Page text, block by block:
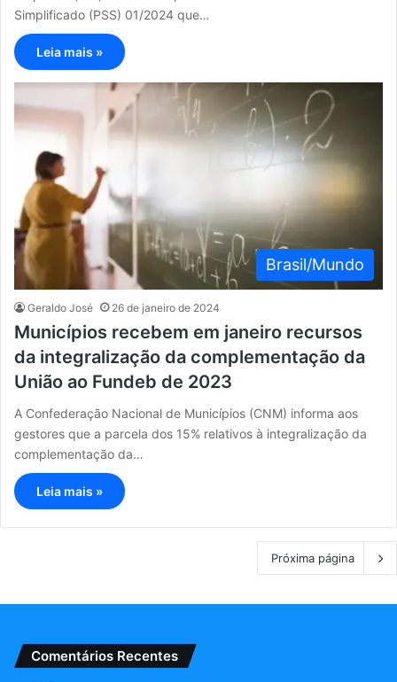
Simplificado (PSS) 01/2024 que…
Leia mais »
Brasil/Mundo
Geraldo José 26 de janeiro de 2024
Municípios recebem em janeiro recursos
da integralização da complementação da
União ao Fundeb de 2023
A Confederação Nacional de Municípios (CNM) informa aos
gestores que a parcela dos 15% relativos à integralização da
complementação da…
Leia mais »
Próxima página
Comentários Recentes